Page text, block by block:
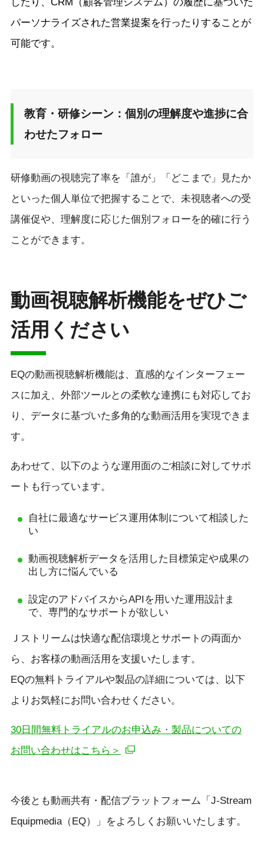
したり、CRM（顧客管理システム）の履歴に基づいた
パーソナライズされた営業提案を行ったりすることが
可能です。
教育・研修シーン：個別の理解度や進捗に合
わせたフォロー
研修動画の視聴完了率を「誰が」「どこまで」見たか
といった個人単位で把握することで、未視聴者への受
講催促や、理解度に応じた個別フォローを的確に行う
ことができます。
動画視聴解析機能をぜひご
活用ください
EQの動画視聴解析機能は、直感的なインターフェー
スに加え、外部ツールとの柔軟な連携にも対応してお
り、データに基づいた多角的な動画活用を実現できま
す。
あわせて、以下のような運用面のご相談に対してサポ
ートも行っています。
自社に最適なサービス運用体制について相談した
い
動画視聴解析データを活用した目標策定や成果の
出し方に悩んでいる
設定のアドバイスからAPIを用いた運用設計ま
で、専門的なサポートが欲しい
Ｊストリームは快適な配信環境とサポートの両面か
ら、お客様の動画活用を支援いたします。
EQの無料トライアルや製品の詳細については、以下
よりお気軽にお問い合わせください。
30日間無料トライアルのお申込み・製品についての
お問い合わせはこちら＞
今後とも動画共有・配信プラットフォーム「J-Stream
Equipmedia（EQ）」をよろしくお願いいたします。